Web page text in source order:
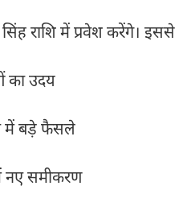
राशि में प्रवेश करेंगे। इससे
का उदय
में बड़े फैसले
नए समीकरण